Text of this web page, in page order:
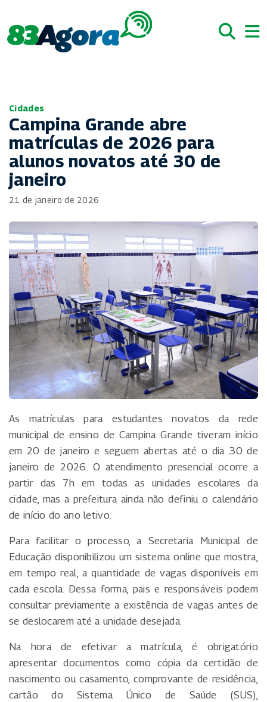
Cidades
Campina Grande abre
matrículas de 2026 para
alunos novatos até 30 de
janeiro
21 de janeiro de 2026
As matrículas para estudantes novatos da rede
municipal de ensino de Campina Grande tiveram início
em 20 de janeiro e seguem abertas até o dia 30 de
janeiro de 2026. O atendimento presencial ocorre a
partir das 7h em todas as unidades escolares da
cidade, mas a prefeitura ainda não definiu o calendário
de início do ano letivo.
Para facilitar o processo, a Secretaria Municipal de
Educação disponibilizou um sistema online que mostra,
em tempo real, a quantidade de vagas disponíveis em
cada escola. Dessa forma, pais e responsáveis podem
consultar previamente a existência de vagas antes de
se deslocarem até a unidade desejada.
Na hora de efetivar a matrícula, é obrigatório
apresentar documentos como cópia da certidão de
nascimento ou casamento, comprovante de residência,
cartão do Sistema Único de Saúde (SUS),